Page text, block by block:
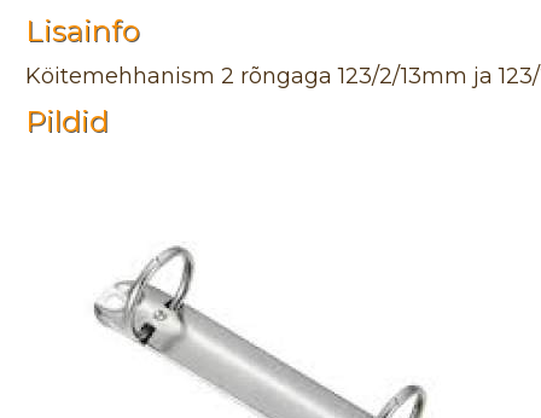
Lisainfo
Köitemehhanism 2 rõngaga 123/2/13mm ja
Pildid